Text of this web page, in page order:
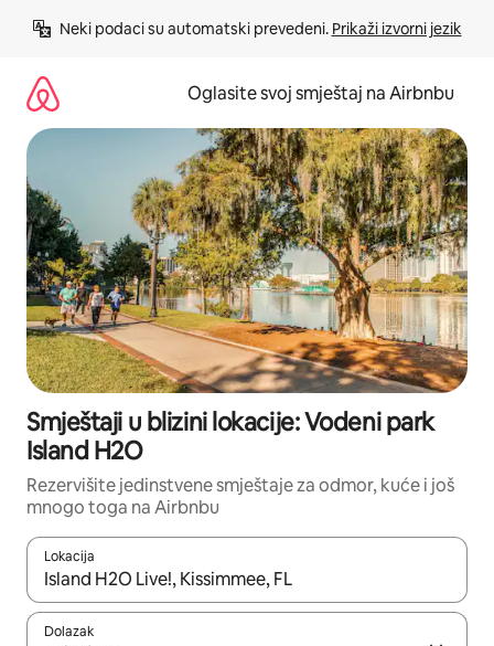
Neki podaci su automatski prevedeni. Prikaži izvorni jezik
Oglasite svoj smještaj na Airbnbu
Smještaji u blizini lokacije: Vodeni park
Island H2O
Rezervišite jedinstvene smještaje za odmor, kuće i još
mnogo toga na Airbnbu
Lokacija
Kad rezultati budu dostupni, krećite se gore i dolje pomoću
Dolazak